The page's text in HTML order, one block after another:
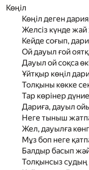
Көңіл
Көңіл деген
Желсіз күнде жай
Кейде соғып,
Ой дауыл ғой
Дауыл ой соқса
Ұйтқыр көңіл
Толқыны көкке
Тар көрінер
Дариға, дауыл
Неге тыныш
Жел, дауылға
Мұз боп неге
Балдыр басып
Толқынсыз судың